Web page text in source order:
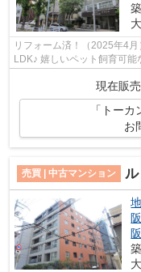
リフォーム済！（2025年4
LDK♪ 嬉しいペット飼育可
現在販
「トー
お
売買 | 中古マンション